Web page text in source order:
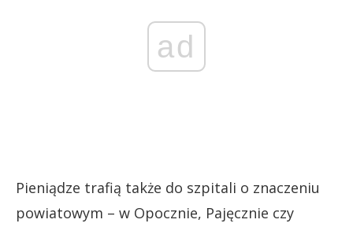
ad
Pieniądze trafią także do szpitali o znaczeniu
powiatowym – w Opocznie, Pajęcznie czy